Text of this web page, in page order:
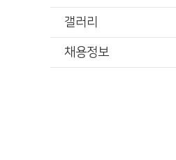
갤러리
채용정보